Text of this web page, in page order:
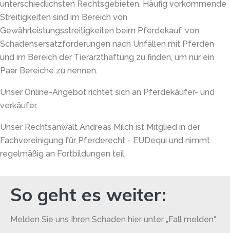
unterschiedlichsten Rechtsgebieten. Häufig vorkommende
Streitigkeiten sind im Bereich von
Gewährleistungsstreitigkeiten beim Pferdekauf, von
Schadensersatzforderungen nach Unfällen mit Pferden
und im Bereich der Tierarzthaftung zu finden, um nur ein
Paar Bereiche zu nennen.
Unser Online-Angebot richtet sich an Pferdekäufer- und
verkäufer.
Unser Rechtsanwalt Andreas Milch ist Mitglied in der
Fachvereinigung für Pferderecht - EUDequi und nimmt
regelmäßig an Fortbildungen teil.
So geht es weiter:
Melden Sie uns Ihren Schaden hier unter „Fall melden“.